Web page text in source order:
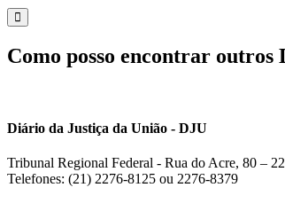
Como posso encontrar
Diário da Justiça da União - DJU
Tribunal Regional Federal - Rua do Acre, 80 –
Telefones: (21) 2276-8125 ou 2276-8379